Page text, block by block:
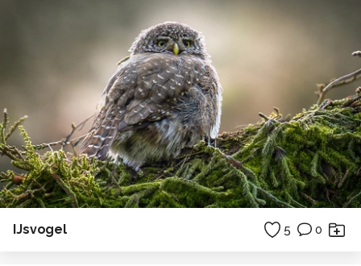
IJsvogel 5 0